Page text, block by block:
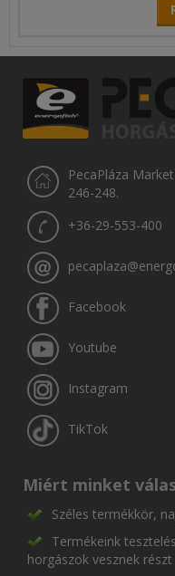
PecaPláza
246-248.
+36-29-553-400
Facebook
Youtube
Instagram
TikTok
Miért minket
Széles termékkör,
Termékeink
horgászok vesznek részt